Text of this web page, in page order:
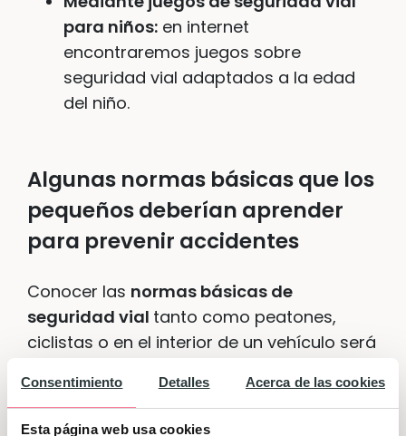
Consentimiento Detalles Acerca de las cookies
Esta página web usa cookies
para niños: en internet
encontraremos juegos sobre
seguridad vial adaptados a la edad
del niño.
Algunas normas básicas que los
pequeños deberían aprender
para prevenir accidentes
Conocer las normas básicas de
seguridad vial tanto como peatones,
ciclistas o en el interior de un vehículo será
accidentes. Algunas de estasnormas
básicas de seguridad vial para niños